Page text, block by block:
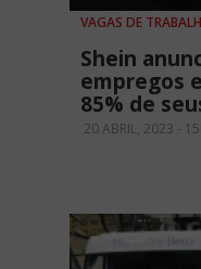
VAGAS DE
Shein
empregos
85% de
20 ABRIL, 2023 -